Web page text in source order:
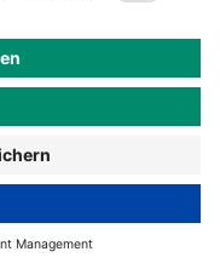
Datenschutz